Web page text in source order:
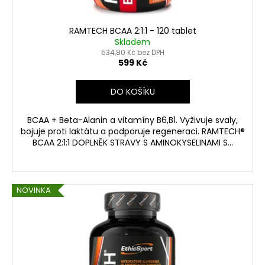
RAMTECH BCAA 2:1:1 - 120 tablet
Skladem
534,80 Kč bez DPH
599 Kč
DO KOŠÍKU
BCAA + Beta-Alanin a vitamíny B6,B1. Vyživuje svaly,
bojuje proti laktátu a podporuje regeneraci. RAMTECH®
BCAA 2:1:1 DOPLNĚK STRAVY S AMINOKYSELINAMI S...
NOVINKA